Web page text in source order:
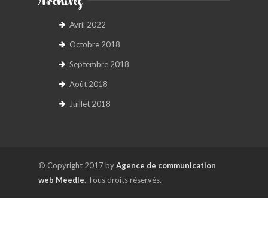
Archives
Avril 2022
Octobre 2018
Septembre 2018
Août 2018
Juillet 2018
© Copyright 2017 byAgence de communication
web Meedle. Tous droits réservés.